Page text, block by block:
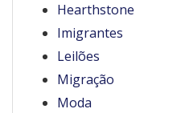
Hearthstone
Imigrantes
Leilões
Migração
Moda